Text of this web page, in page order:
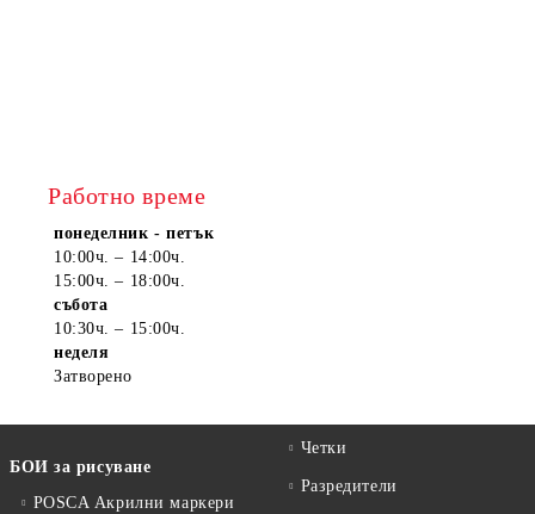
Работно време
понеделник - петък
10:00ч. – 14:00ч.
15:00ч. – 18:00ч.
събота
10:30ч. – 15:00ч.
неделя
Затворено
БОИ за рисуване
POSCA Акрилни маркери
Четки
Разредители